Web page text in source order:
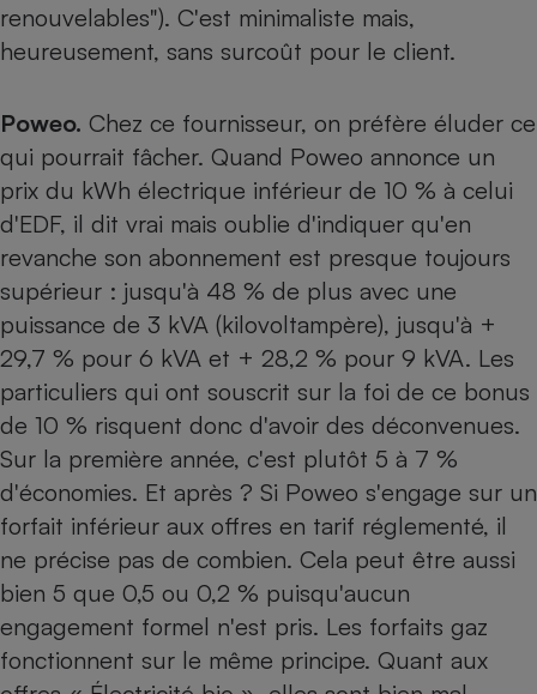
renouvelables"). C'est minimaliste mais,
heureusement, sans surcoût pour le client.
Poweo. Chez ce fournisseur, on préfère éluder ce
qui pourrait fâcher. Quand Poweo annonce un
prix du kWh électrique inférieur de 10 % à celui
d'EDF, il dit vrai mais oublie d'indiquer qu'en
revanche son abonnement est presque toujours
supérieur : jusqu'à 48 % de plus avec une
puissance de 3 kVA (kilovoltampère), jusqu'à +
29,7 % pour 6 kVA et + 28,2 % pour 9 kVA. Les
particuliers qui ont souscrit sur la foi de ce bonus
de 10 % risquent donc d'avoir des déconvenues.
Sur la première année, c'est plutôt 5 à 7 %
d'économies. Et après ? Si Poweo s'engage sur un
forfait inférieur aux offres en tarif réglementé, il
ne précise pas de combien. Cela peut être aussi
bien 5 que 0,5 ou 0,2 % puisqu'aucun
engagement formel n'est pris. Les forfaits gaz
fonctionnent sur le même principe. Quant aux